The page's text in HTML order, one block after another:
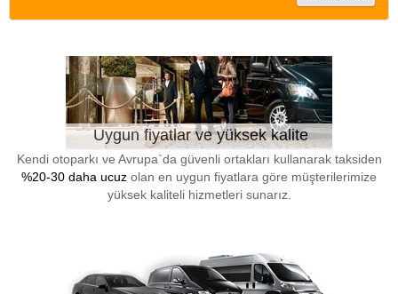
Uygun fiyatlar ve yüksek kalite
Kendi otoparkı ve Avrupa`da güvenli ortakları kullanarak taksiden
%20-30 daha ucuz olan en uygun fiyatlara göre müşterilerimize
yüksek kaliteli hizmetleri sunarız.